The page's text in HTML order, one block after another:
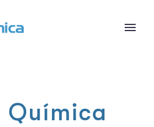
Química